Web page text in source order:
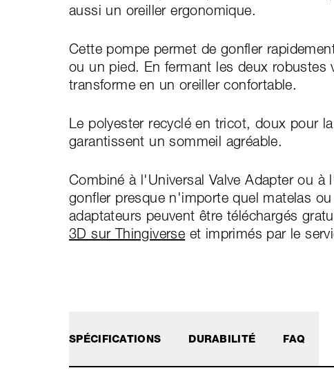
aussi un oreiller ergonomique.
Cette pompe permet de gonfler
ou un pied. En fermant les deux robustes
transforme en un oreiller confortable.
Le polyester recyclé en tricot, doux pour
garantissent un sommeil agréable.
Combiné à l'Universal Valve Adapter ou
gonfler presque n'importe quel matelas
adaptateurs peuvent être téléchargés
3D sur Thingiverse et imprimés par le
SPÉCIFICATIONS DURABILITÉ FAQ